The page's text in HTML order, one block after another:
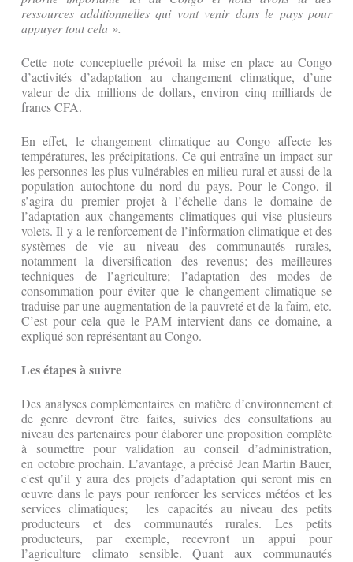
ressources additionnelles qui vont venir dans le pays pour
appuyer tout cela ».
Cette note conceptuelle prévoit la mise en place au Congo
d’activités d’adaptation au changement climatique, d’une
valeur de dix millions de dollars, environ cinq milliards de
francs CFA.
En effet, le changement climatique au Congo affecte les
températures, les précipitations. Ce qui entraîne un impact sur
les personnes les plus vulnérables en milieu rural et aussi de la
population autochtone du nord du pays. Pour le Congo, il
s’agira du premier projet à l’échelle dans le domaine de
l’adaptation aux changements climatiques qui vise plusieurs
volets. Il y a le renforcement de l’information climatique et des
systèmes de vie au niveau des communautés rurales,
notamment la diversification des revenus; des meilleures
techniques de l’agriculture; l’adaptation des modes de
consommation pour éviter que le changement climatique se
traduise par une augmentation de la pauvreté et de la faim, etc.
C’est pour cela que le PAM intervient dans ce domaine, a
expliqué son représentant au Congo.
Les étapes à suivre
Des analyses complémentaires en matière d’environnement et
de genre devront être faites, suivies des consultations au
niveau des partenaires pour élaborer une proposition complète
à soumettre pour validation au conseil d’administration,
en octobre prochain. L’avantage, a précisé Jean Martin Bauer,
c'est qu’il y aura des projets d’adaptation qui seront mis en
œuvre dans le pays pour renforcer les services météos et les
services climatiques; les capacités au niveau des petits
producteurs et des communautés rurales. Les petits
producteurs, par exemple, recevront un appui pour
l’agriculture climato sensible. Quant aux communautés